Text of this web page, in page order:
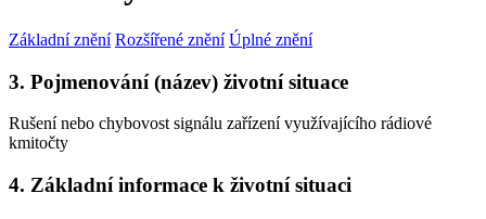
Základní znění Rozšířené znění Úplné znění
3. Pojmenování (název) životní situace
Rušení nebo chybovost signálu zařízení využívajícího rádiové
kmitočty
4. Základní informace k životní situaci